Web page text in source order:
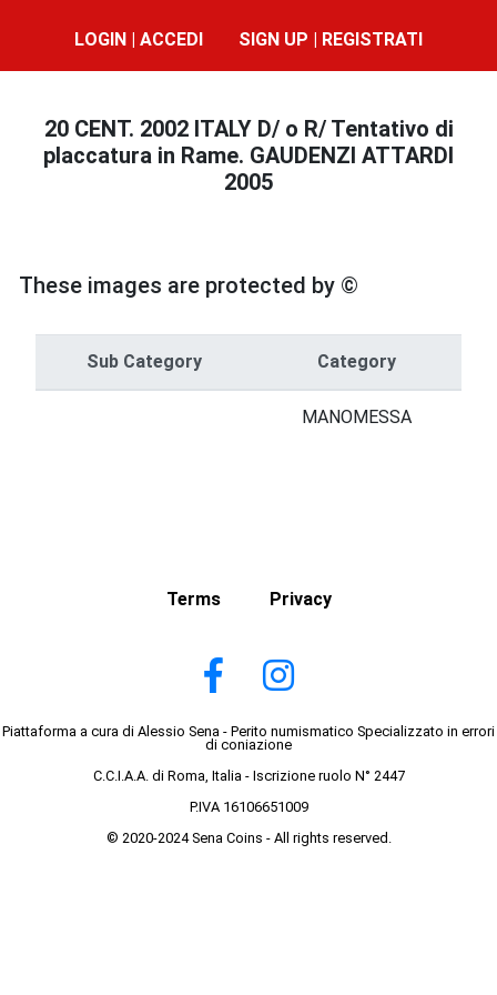
LOGIN | ACCEDI SIGN UP | REGISTRATI
20 CENT. 2002 ITALY D/ o R/ Tentativo di
placcatura in Rame. GAUDENZI ATTARDI
2005
These images are protected by ©
Sub Category Category
MANOMESSA
Terms Privacy
Piattaforma a cura di Alessio Sena - Perito numismatico Specializzato in errori
di coniazione
C.C.I.A.A. di Roma, Italia - Iscrizione ruolo N° 2447
P.IVA 16106651009
© 2020-2024 Sena Coins - All rights reserved.